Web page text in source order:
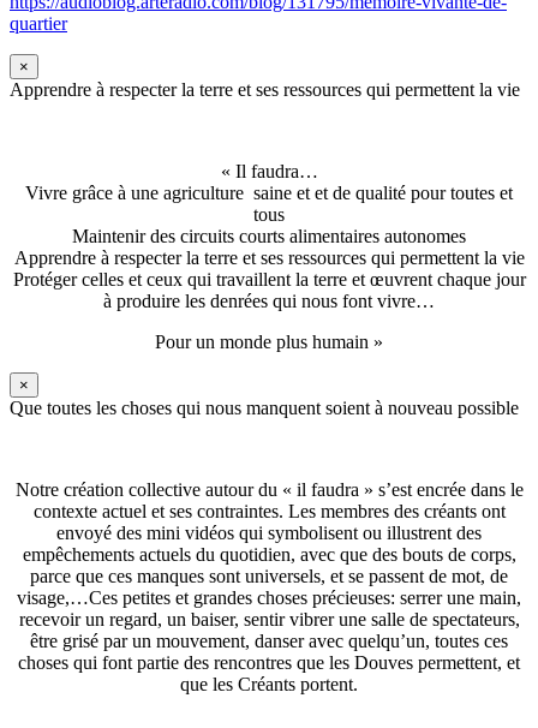
quartier
×
Apprendre à respecter la terre et ses ressources qui permettent la vie
« Il faudra…
Vivre grâce à une agriculture saine et et de qualité pour toutes et
tous
Maintenir des circuits courts alimentaires autonomes
Apprendre à respecter la terre et ses ressources qui permettent la vie
Protéger celles et ceux qui travaillent la terre et œuvrent chaque jour
à produire les denrées qui nous font vivre…
Pour un monde plus humain »
×
Que toutes les choses qui nous manquent soient à nouveau possible
Notre création collective autour du « il faudra » s’est encrée dans le
contexte actuel et ses contraintes. Les membres des créants ont
envoyé des mini vidéos qui symbolisent ou illustrent des
empêchements actuels du quotidien, avec que des bouts de corps,
parce que ces manques sont universels, et se passent de mot, de
visage,…Ces petites et grandes choses précieuses: serrer une main,
recevoir un regard, un baiser, sentir vibrer une salle de spectateurs,
être grisé par un mouvement, danser avec quelqu’un, toutes ces
choses qui font partie des rencontres que les Douves permettent, et
que les Créants portent.